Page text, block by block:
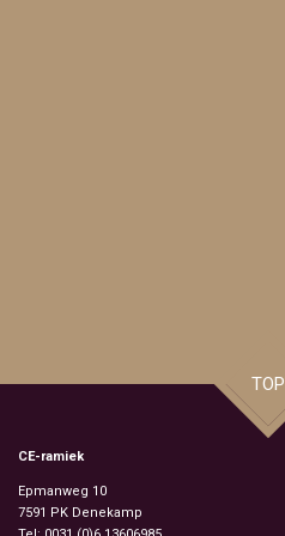
TOP
CE-ramiek
Epmanweg 10
7591 PK Denekamp